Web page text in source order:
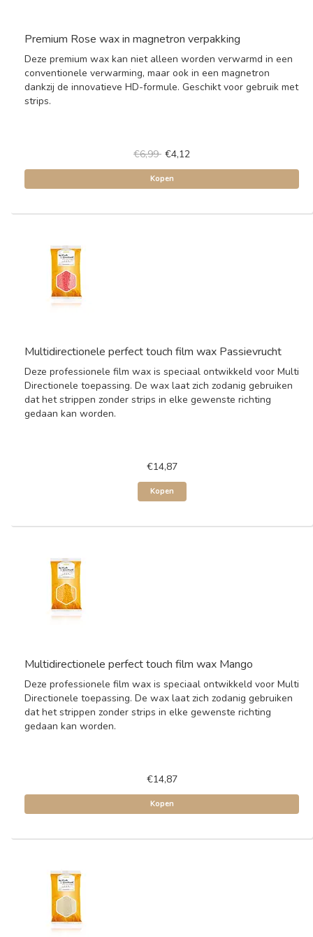
Premium Rose wax in magnetron verpakking
Deze premium wax kan niet alleen worden verwarmd in een
conventionele verwarming, maar ook in een magnetron
dankzij de innovatieve HD-formule. Geschikt voor gebruik met
strips.
€6,99 €4,12
Kopen
Multidirectionele perfect touch film wax Passievrucht
Deze professionele film wax is speciaal ontwikkeld voor Multi
Directionele toepassing. De wax laat zich zodanig gebruiken
dat het strippen zonder strips in elke gewenste richting
gedaan kan worden.
€14,87
Kopen
Multidirectionele perfect touch film wax Mango
Deze professionele film wax is speciaal ontwikkeld voor Multi
Directionele toepassing. De wax laat zich zodanig gebruiken
dat het strippen zonder strips in elke gewenste richting
gedaan kan worden.
€14,87
Kopen